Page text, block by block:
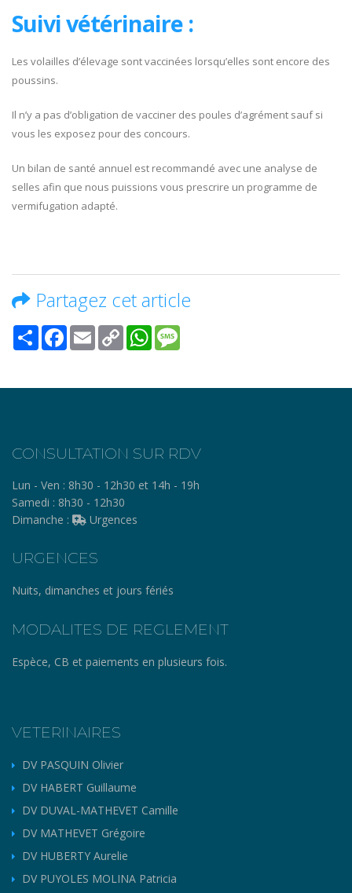
Suivi vétérinaire :
Les volailles d’élevage sont vaccinées lorsqu’elles sont encore des
poussins.
Il n’y a pas d’obligation de vacciner des poules d’agrément sauf si
vous les exposez pour des concours.
Un bilan de santé annuel est recommandé avec une analyse de
selles afin que nous puissions vous prescrire un programme de
vermifugation adapté.
Partagez cet article
Share Facebook
Email Copy
Link
WhatsApp
CONSULTATION SUR RDV
Lun - Ven : 8h30 - 12h30 et 14h - 19h
Samedi : 8h30 - 12h30
Dimanche :
Urgences
URGENCES
Nuits, dimanches et jours fériés
MODALITES DE REGLEMENT
Espèce, CB et paiements en plusieurs fois.
VETERINAIRES
DV PASQUIN Olivier
DV HABERT Guillaume
DV DUVAL-MATHEVET Camille
DV MATHEVET Grégoire
DV HUBERTY Aurelie
DV PUYOLES MOLINA Patricia